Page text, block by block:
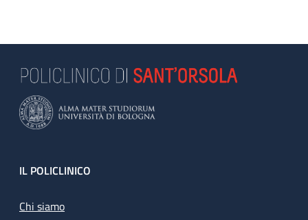
Footer
IL POLICLINICO
Chi siamo